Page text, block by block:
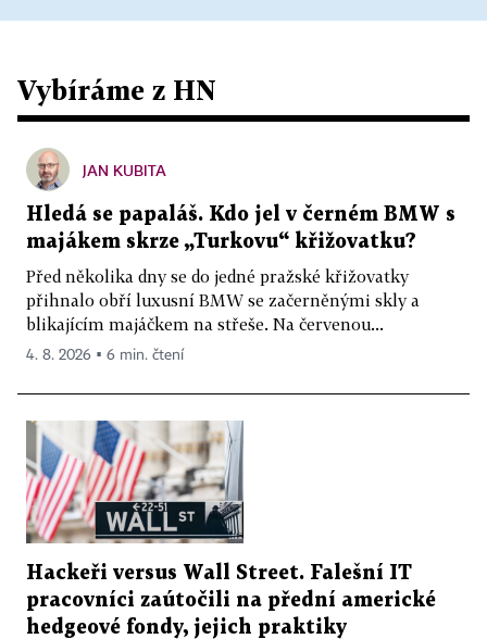
Vybíráme z HN
JAN KUBITA
Hledá se papaláš. Kdo jel v černém BMW s
majákem skrze „Turkovu“ křižovatku?
Před několika dny se do jedné pražské křižovatky
přihnalo obří luxusní BMW se začerněnými skly a
blikajícím majáčkem na střeše. Na červenou...
4. 8. 2026 ▪ 6 min. čtení
Hackeři versus Wall Street. Falešní IT
pracovníci zaútočili na přední americké
hedgeové fondy, jejich praktiky